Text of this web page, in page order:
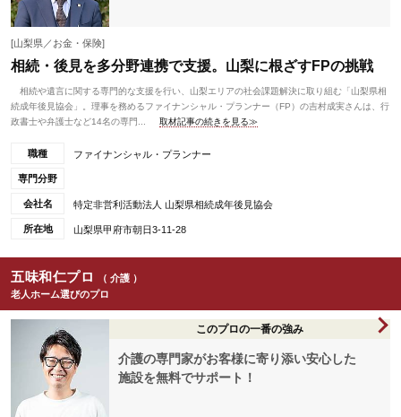
[山梨県／お金・保険]
相続・後見を多分野連携で支援。山梨に根ざすFPの挑戦
相続や遺言に関する専門的な支援を行い、山梨エリアの社会課題解決に取り組む「山梨県相
続成年後見協会」。理事を務めるファイナンシャル・プランナー（FP）の吉村成実さんは、行
政書士や弁護士など14名の専門...
取材記事の続きを見る≫
職種 ファイナンシャル・プランナー
専門分野
会社名 特定非営利活動法人 山梨県相続成年後見協会
所在地 山梨県甲府市朝日3-11-28
五味和仁プロ
（ 介護 ）
老人ホーム選びのプロ
このプロの一番の強み
介護の専門家がお客様に寄り添い安心した
施設を無料でサポート！